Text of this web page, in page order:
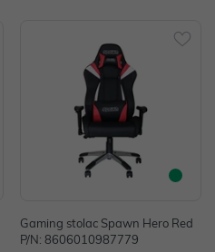
Gaming stolac Spawn Hero Red
P/N: 8606010987779